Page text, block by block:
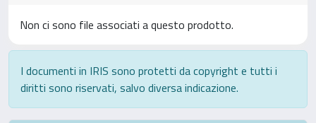
Non ci sono file associati a questo prodotto.
I documenti in IRIS sono protetti da copyright e tutti i
diritti sono riservati, salvo diversa indicazione.